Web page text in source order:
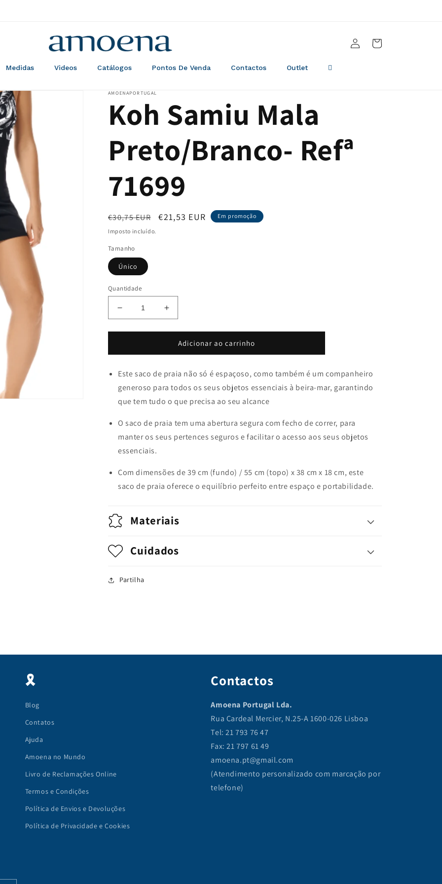
Medidas Videos Catálogos Pontos De Venda Contactos Outlet
Iniciar
sessão
Carrinho
AMOENAPORTUGAL
Koh Samiu Mala
Preto/Branco- Refª
71699
Preço
normal
€30,75 EUR
Preço
€21,53 EUR Em promoção
Imposto incluído.
Tamanho
Único
Quantidade
Diminuir
a
quantidade
Koh
Mala
Preto/Branco-
Refª
71699
Aumentar
a
quantidade
Koh
Mala
Preto/Branco-
71699
Adicionar ao carrinho
Este saco de praia não só é espaçoso, como também é um companheiro
generoso para todos os seus objetos essenciais à beira-mar, garantindo
que tem tudo o que precisa ao seu alcance
O saco de praia tem uma abertura segura com fecho de correr, para
manter os seus pertences seguros e facilitar o acesso aos seus objetos
essenciais.
Com dimensões de 39 cm (fundo) / 55 cm (topo) x 38 cm x 18 cm, este
saco de praia oferece o equilíbrio perfeito entre espaço e portabilidade.
Materiais
Cuidados
Partilha
🎗
Blog
Contatos
Ajuda
Amoena no Mundo
Livro de Reclamações Online
Termos e Condições
Política de Envios e Devoluções
Política de Privacidade e Cookies
Contactos
Amoena Portugal Lda.
Rua Cardeal Mercier, N.25-A 1600-026 Lisboa
Tel: 21 793 76 47
Fax: 21 797 61 49
amoena.pt@gmail.com
(Atendimento personalizado com marcação por
telefone)